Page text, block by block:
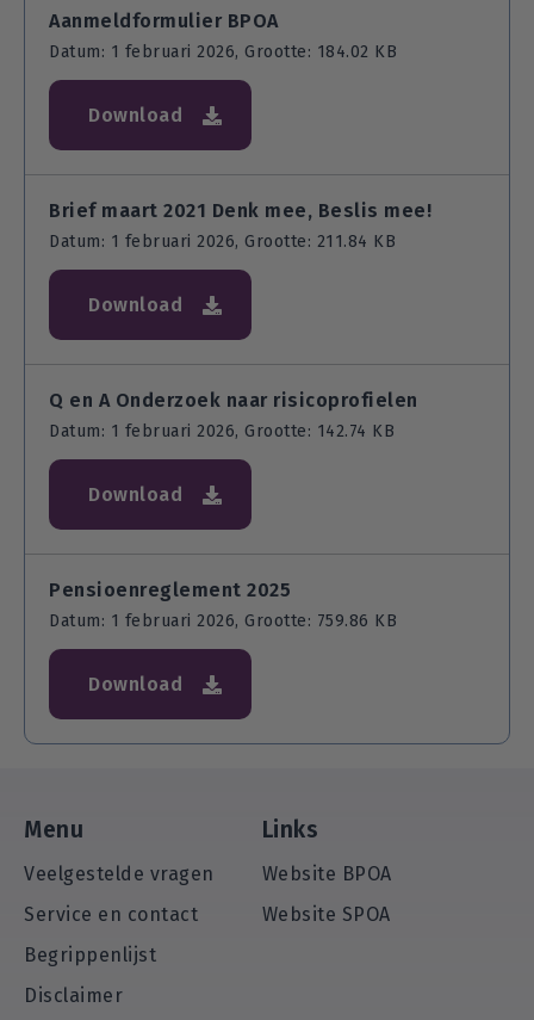
Aanmeldformulier BPOA
Datum: 1 februari 2026, Grootte: 184.02 KB
Download
Brief maart 2021 Denk mee, Beslis mee!
Datum: 1 februari 2026, Grootte: 211.84 KB
Download
Q en A Onderzoek naar risicoprofielen
Datum: 1 februari 2026, Grootte: 142.74 KB
Download
Pensioenreglement 2025
Datum: 1 februari 2026, Grootte: 759.86 KB
Download
Menu
Veelgestelde vragen
Service en contact
Begrippenlijst
Disclaimer
Links
Website BPOA
Website SPOA